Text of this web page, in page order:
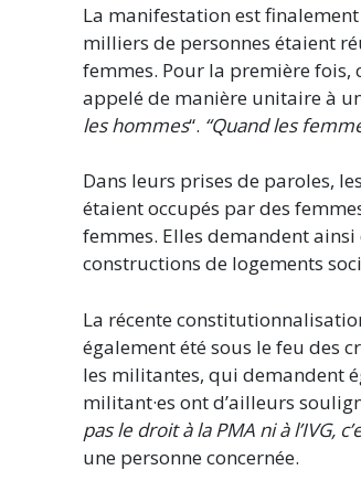
La manifestation est
milliers de personnes étaient
femmes. Pour la première fois,
appelé de manière unitaire à
les hommes“. “Quand les
Dans leurs prises de paroles,
étaient occupés par des
femmes. Elles demandent
constructions de logements
La récente
également été sous le feu des
les militantes, qui demandent
militant·es ont d’ailleurs
pas le droit à la PMA ni à l’IVG,
une personne concernée.